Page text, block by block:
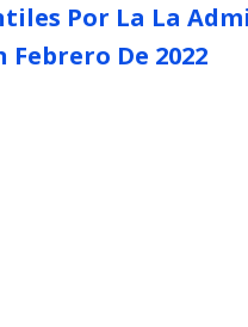
Por La La
Febrero De 2022